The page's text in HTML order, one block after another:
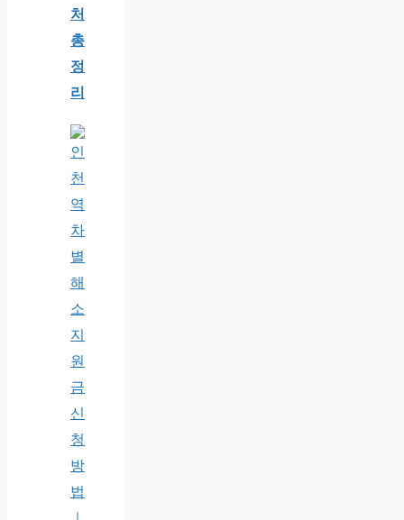
처
총
정
리